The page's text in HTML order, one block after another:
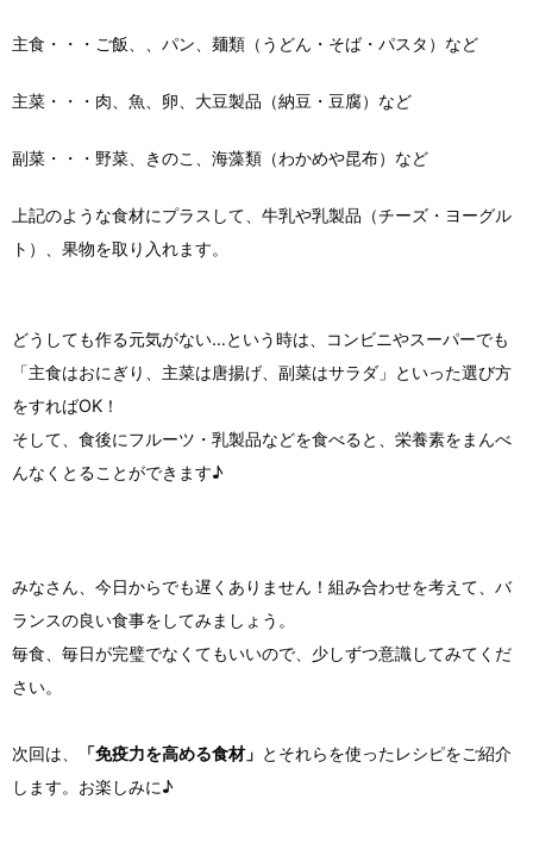
主食・・・ご飯、、パン、麺類（うどん・そば・パスタ）など
主菜・・・肉、魚、卵、大豆製品（納豆・豆腐）など
副菜・・・野菜、きのこ、海藻類（わかめや昆布）など
上記のような食材にプラスして、牛乳や乳製品（チーズ・ヨーグル
ト）、果物を取り入れます。
どうしても作る元気がない…という時は、コンビニやスーパーでも
「主食はおにぎり、主菜は唐揚げ、副菜はサラダ」といった選び方
をすればOK！
そして、食後にフルーツ・乳製品などを食べると、栄養素をまんべ
んなくとることができます♪
みなさん、今日からでも遅くありません！組み合わせを考えて、バ
ランスの良い食事をしてみましょう。
毎食、毎日が完璧でなくてもいいので、少しずつ意識してみてくだ
さい。
次回は、 「免疫力を高める食材」 とそれらを使ったレシピをご紹介
します。お楽しみに♪